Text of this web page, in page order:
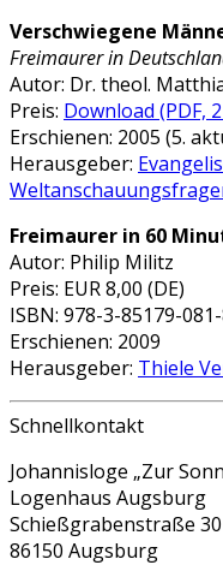
Verschwiegene
Freimaurer in
Autor: Dr. theol.
Preis: Download (PDF,
Erschienen: 2005 (5.
Herausgeber:
Freimaurer in 60
Autor: Philip Militz
Preis: EUR 8,00 (DE)
ISBN: 978-3-85179-
Erschienen: 2009
Herausgeber: Thiele
Schnellkontakt
Johannisloge „Zur
Logenhaus Augsburg
Schießgrabenstraße 30
86150 Augsburg